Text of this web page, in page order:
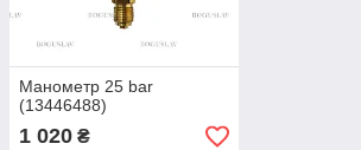
Манометр 25 bar
(13446488)
1 020 ₴